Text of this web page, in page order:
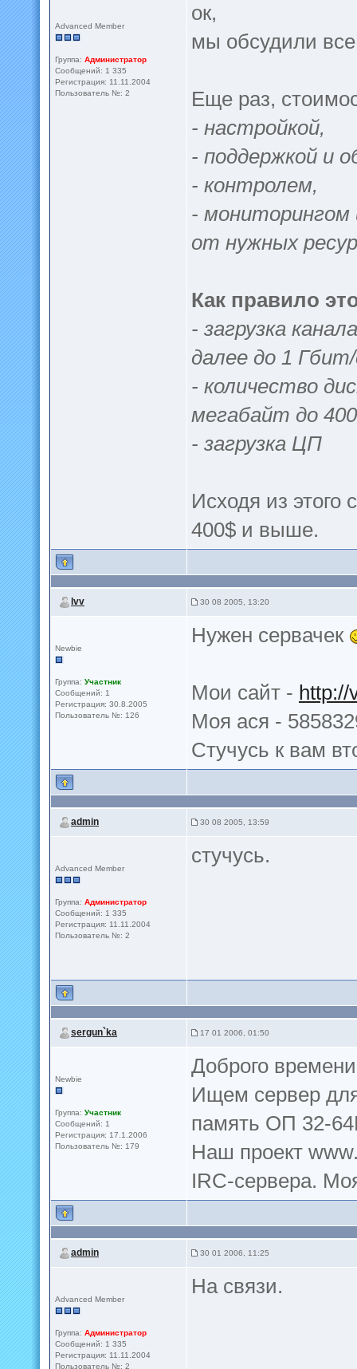
Advanced Member
Группа: Администратор
Сообщений: 1 335
Регистрация: 11.11.2004
Пользователь №: 2
ок,
мы обсудили
Еще раз,
- настройкой,
- поддержкой и
- контролем,
- мониторингом
от нужных
Как правило
- загрузка
далее до 1
- количество
мегабайт до
- загрузка ЦП
Исходя из этого
400$ и выше.
lvv 30 08 2005, 13:20
Newbie
Группа: Участник
Сообщений: 1
Регистрация: 30.8.2005
Пользователь №: 126
Нужен сервачек
Мои сайт - http://
Моя ася -
Стучусь к вам
admin 30 08 2005, 13:59
Advanced Member
Группа: Администратор
Сообщений: 1 335
Регистрация: 11.11.2004
Пользователь №: 2
стучусь.
sergun`ka 17 01 2006, 01:50
Newbie
Группа: Участник
Сообщений: 1
Регистрация: 17.1.2006
Пользователь №: 179
Доброго времени
Ищем сервер
память ОП 32-
Наш проект
IRC-сервера.
admin 30 01 2006, 11:25
Advanced Member
Группа: Администратор
Сообщений: 1 335
Регистрация: 11.11.2004
Пользователь №: 2
На связи.